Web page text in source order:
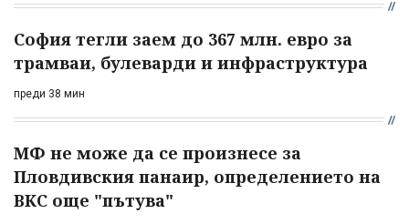
София тегли заем до 367 млн. евро за
трамваи, булеварди и инфраструктура
преди 38 мин
МФ не може да се произнесе за
Пловдивския панаир, определението на
ВКС още "пътува"